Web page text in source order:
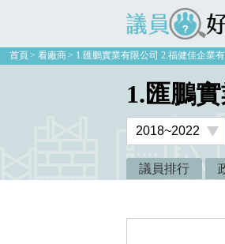
議員好好看
首頁 看廠商 1.匯鵬實業有限公司 2.福健佳企業
1.匯鵬
議員排行